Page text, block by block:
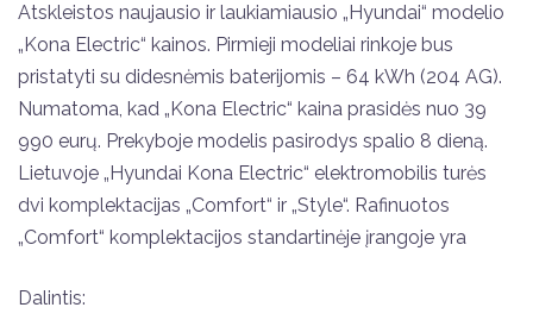
Atskleistos naujausio ir laukiamiausio „Hyundai“ modelio
„Kona Electric“ kainos. Pirmieji modeliai rinkoje bus
pristatyti su didesnėmis baterijomis – 64 kWh (204 AG).
Numatoma, kad „Kona Electric“ kaina prasidės nuo 39
990 eurų. Prekyboje modelis pasirodys spalio 8 dieną.
Lietuvoje „Hyundai Kona Electric“ elektromobilis turės
dvi komplektacijas „Comfort“ ir „Style“. Rafinuotos
„Comfort“ komplektacijos standartinėje įrangoje yra
Dalintis: